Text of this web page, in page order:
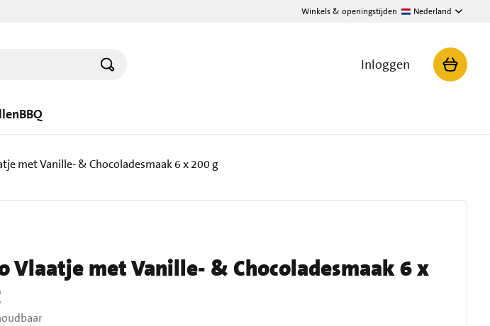
Winkels & openingstijden Nederland
Inloggen
BBQ
met Vanille- & Chocoladesmaak 6 x 200 g
Vlaatje met Vanille- & Chocoladesmaak 6 x